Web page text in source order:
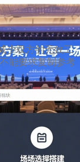
少双方的无效工
能要求复制参考